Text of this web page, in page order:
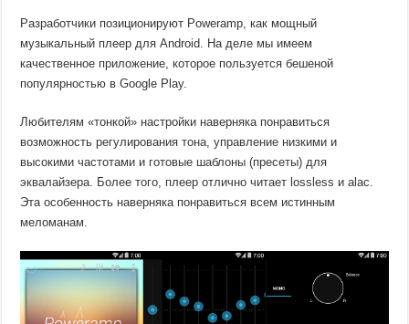
Разработчики позиционируют Poweramp, как мощный
музыкальный плеер для Android. На деле мы имеем
качественное приложение, которое пользуется бешеной
популярностью в Google Play.
Любителям «тонкой» настройки наверняка понравиться
возможность регулирования тона, управление низкими и
высокими частотами и готовые шаблоны (пресеты) для
эквалайзера. Более того, плеер отлично читает lossless и alac.
Эта особенность наверняка понравиться всем истинным
меломанам.